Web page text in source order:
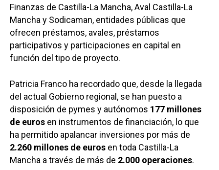
Finanzas de Castilla-La Mancha, Aval Castilla-La
Mancha y Sodicaman, entidades públicas que
ofrecen préstamos, avales, préstamos
participativos y participaciones en capital en
función del tipo de proyecto.
Patricia Franco ha recordado que, desde la llegada
del actual Gobierno regional, se han puesto a
disposición de pymes y autónomos 177 millones
de euros en instrumentos de financiación, lo que
ha permitido apalancar inversiones por más de
2.260 millones de euros en toda Castilla-La
Mancha a través de más de 2.000 operaciones.